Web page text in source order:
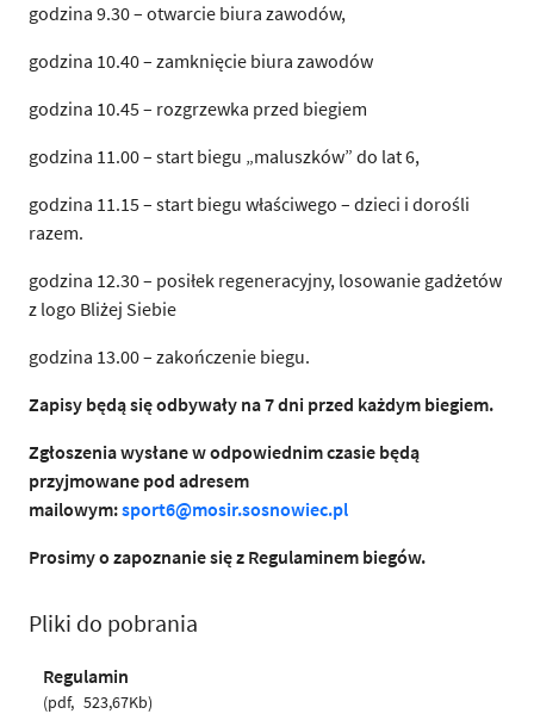
godzina 9.30 – otwarcie biura zawodów,
godzina 10.40 – zamknięcie biura zawodów
godzina 10.45 – rozgrzewka przed biegiem
godzina 11.00 – start biegu „maluszków” do lat 6,
godzina 11.15 – start biegu właściwego – dzieci i dorośli
razem.
godzina 12.30 – posiłek regeneracyjny, losowanie gadżetów
z logo Bliżej Siebie
godzina 13.00 – zakończenie biegu.
Zapisy będą się odbywały na 7 dni przed każdym biegiem.
Zgłoszenia wysłane w odpowiednim czasie będą
przyjmowane pod adresem
mailowym:sport6@mosir.sosnowiec.pl
Prosimy o zapoznanie się z Regulaminem biegów.
Pliki do pobrania
Regulamin
pdf 523,67Kb